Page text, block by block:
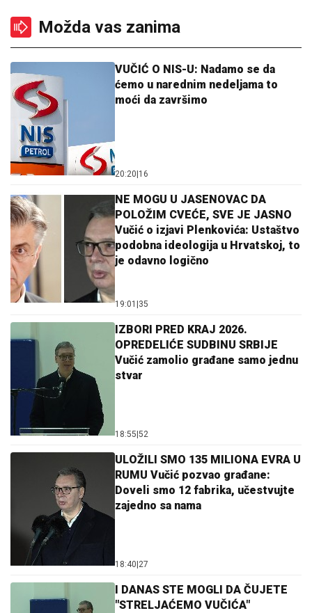
Možda vas zanima
VUČIĆ O NIS-U: Nadamo se da
ćemo u narednim nedeljama to
moći da završimo
20:20 16
NE MOGU U JASENOVAC DA
POLOŽIM CVEĆE, SVE JE JASNO
Vučić o izjavi Plenkovića: Ustaštvo
podobna ideologija u Hrvatskoj, to
je odavno logično
19:01 35
IZBORI PRED KRAJ 2026.
OPREDELIĆE SUDBINU SRBIJE
Vučić zamolio građane samo jednu
stvar
18:55 52
ULOŽILI SMO 135 MILIONA EVRA U
RUMU Vučić pozvao građane:
Doveli smo 12 fabrika, učestvujte
zajedno sa nama
18:40 27
I DANAS STE MOGLI DA ČUJETE
"STRELJAĆEMO VUČIĆA"